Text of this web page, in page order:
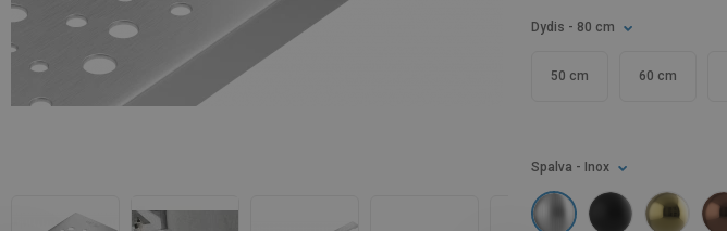
Dydis - 80 cm
50 cm 60 cm
Spalva - Inox